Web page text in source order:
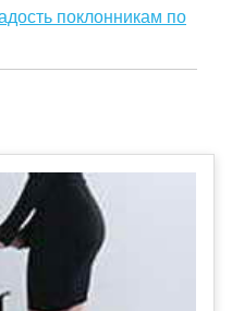
поклонникам по